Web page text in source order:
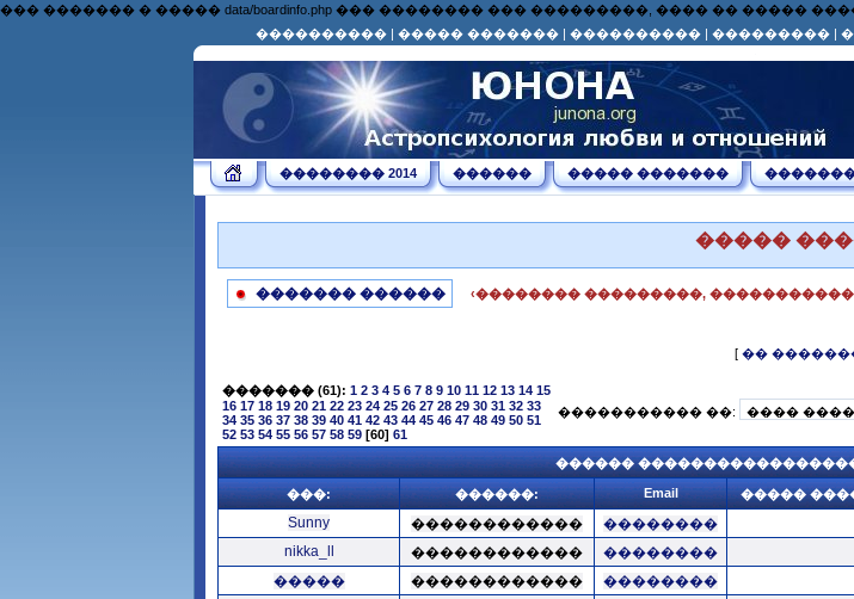
��� ������� � ����� data/boardinfo.php ��� �������� ��� ���������, ���� �� �����
���������� | ����� ������� | ���������� | ��������� |
�������� 2014 ������ ����� �������
�����
������� ������ ‹�������� ���������,
[ ��
������� (61): 1 2 3 4 5 6 7 8 9 10 11 12 13 14 15
16 17 18 19 20 21 22 23 24 25 26 27 28 29 30 31 32 33
34 35 36 37 38 39 40 41 42 43 44 45 46 47 48 49 50 51
52 53 54 55 56 57 58 59 [60] 61
����������� ��:
������
���: ������: Email �����
Sunny ������������ ��������
nikka_ll
������������ ��������
�����
������������ ��������